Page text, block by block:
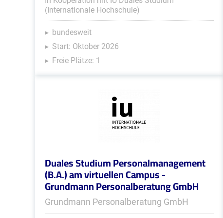
(Internationale Hochschule)
bundesweit
Start: Oktober 2026
Freie Plätze: 1
Duales Studium Personalmanagement
(B.A.) am virtuellen Campus -
Grundmann Personalberatung GmbH
Grundmann Personalberatung GmbH